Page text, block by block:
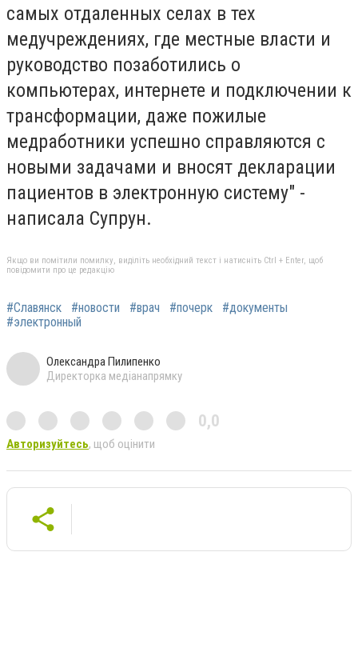
самых отдаленных селах в тех
медучреждениях, где местные власти и
руководство позаботились о
компьютерах, интернете и подключении к
трансформации, даже пожилые
медработники успешно справляются с
новыми задачами и вносят декларации
пациентов в электронную систему" -
написала Супрун.
Якщо ви помітили помилку, виділіть необхідний текст і натисніть Ctrl + Enter, щоб
повідомити про це редакцію
#Славянск #новости #врач #почерк
#документы
#электронный
Олександра Пилипенко
Директорка медіанапрямку
0,0
Авторизуйтесь, щоб оцінити